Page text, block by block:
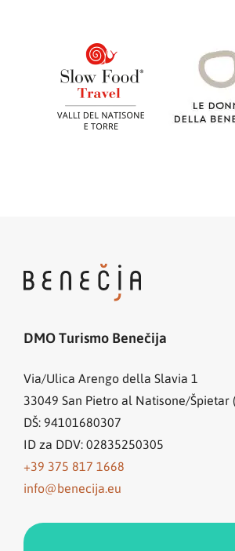
DMO Turismo Benečija
Via/Ulica Arengo della Slavia 1
33049 San Pietro al Natisone/Špietar
DŠ: 94101680307
ID za DDV: 02835250305
+39 375 817 1668
info@benecija.eu